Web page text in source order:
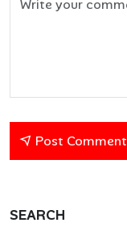
Post Comment
SEARCH